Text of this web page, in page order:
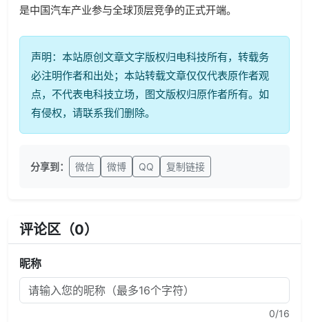
是中国汽车产业参与全球顶层竞争的正式开端。
声明：本站原创文章文字版权归电科技所有，转载务
必注明作者和出处；本站转载文章仅仅代表原作者观
点，不代表电科技立场，图文版权归原作者所有。如
有侵权，请联系我们删除。
分享到： 微信 微博 QQ 复制链接
评论区（0）
昵称
0/16